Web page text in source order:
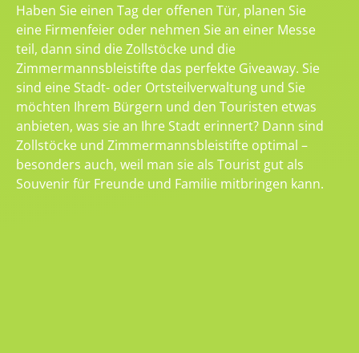
Haben Sie einen Tag der offenen Tür, planen Sie
eine Firmenfeier oder nehmen Sie an einer Messe
teil, dann sind die Zollstöcke und die
Zimmermannsbleistifte das perfekte Giveaway. Sie
sind eine Stadt- oder Ortsteilverwaltung und Sie
möchten Ihrem Bürgern und den Touristen etwas
anbieten, was sie an Ihre Stadt erinnert? Dann sind
Zollstöcke und Zimmermannsbleistifte optimal –
besonders auch, weil man sie als Tourist gut als
Souvenir für Freunde und Familie mitbringen kann.